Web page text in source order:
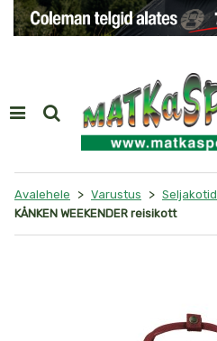
Avalehele > Varustus > Seljakotid
KÅNKEN WEEKENDER reisikott